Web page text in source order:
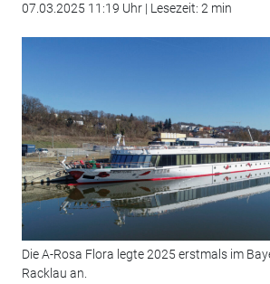
07.03.2025 11:19 Uhr | Lesezeit: 2 min
Die A-Rosa Flora legte 2025 erstmals im
Racklau an.